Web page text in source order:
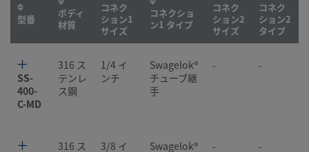
型番
ボディ
材質
コネク
ション1
サイズ
コネクショ
ン1 タイプ
コネク
ション2
サイズ
コネク
ション2
タイプ
SS-
400-
C-MD
316 ス
テンレ
ス鋼
1/4 イ
ンチ
Swagelok®
チューブ継
手
- -
316 ス
3/8 イ
Swagelok®
- -